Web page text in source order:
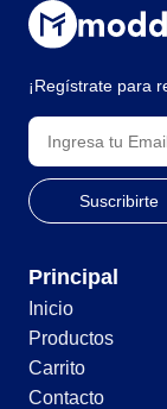
¡Regístrate para
Principal
Inicio
Productos
Carrito
Contacto